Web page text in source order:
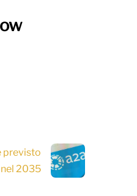
previsto
2035